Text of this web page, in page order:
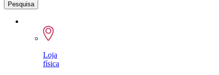
Pesquisa
Loja
física